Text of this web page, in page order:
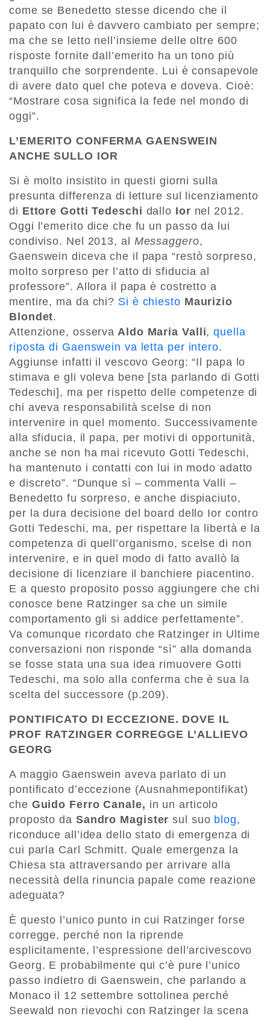
come se Benedetto stesse dicendo che il
papato con lui è davvero cambiato per sempre;
ma che se letto nell’insieme delle oltre 600
risposte fornite dall’emerito ha un tono più
tranquillo che sorprendente. Lui è consapevole
di avere dato quel che poteva e doveva. Cioè:
“Mostrare cosa significa la fede nel mondo di
oggi”.
L’EMERITO CONFERMA GAENSWEIN
ANCHE SULLO IOR
Si è molto insistito in questi giorni sulla
presunta differenza di letture sul licenziamento
di Ettore Gotti Tedeschi dallo Ior nel 2012.
Oggi l’emerito dice che fu un passo da lui
condiviso. Nel 2013, al Messaggero,
Gaenswein diceva che il papa “restò sorpreso,
molto sorpreso per l’atto di sfiducia al
professore”. Allora il papa è costretto a
mentire, ma da chi? Si è chiesto Maurizio
Blondet.
Attenzione, osserva Aldo Maria Valli,quella
riposta di Gaenswein va letta per intero.
Aggiunse infatti il vescovo Georg: “Il papa lo
stimava e gli voleva bene [sta parlando di Gotti
Tedeschi], ma per rispetto delle competenze di
chi aveva responsabilità scelse di non
intervenire in quel momento. Successivamente
alla sfiducia, il papa, per motivi di opportunità,
anche se non ha mai ricevuto Gotti Tedeschi,
ha mantenuto i contatti con lui in modo adatto
e discreto”. “Dunque sì – commenta Valli –
Benedetto fu sorpreso, e anche dispiaciuto,
per la dura decisione del board dello Ior contro
Gotti Tedeschi, ma, per rispettare la libertà e la
competenza di quell’organismo, scelse di non
intervenire, e in quel modo di fatto avallò la
decisione di licenziare il banchiere piacentino.
E a questo proposito posso aggiungere che chi
conosce bene Ratzinger sa che un simile
comportamento gli si addice perfettamente”.
Va comunque ricordato che Ratzinger in Ultime
conversazioni non risponde “sì” alla domanda
se fosse stata una sua idea rimuovere Gotti
Tedeschi, ma solo alla conferma che è sua la
scelta del successore (p.209).
PONTIFICATO DI ECCEZIONE. DOVE IL
PROF RATZINGER CORREGGE L’ALLIEVO
GEORG
A maggio Gaenswein aveva parlato di un
pontificato d’eccezione (Ausnahmepontifikat)
che Guido Ferro Canale, in un articolo
proposto da Sandro Magister sul suo blog,
riconduce all’idea dello stato di emergenza di
cui parla Carl Schmitt. Quale emergenza la
Chiesa sta attraversando per arrivare alla
necessità della rinuncia papale come reazione
adeguata?
È questo l’unico punto in cui Ratzinger forse
corregge, perché non la riprende
esplicitamente, l’espressione dell’arcivescovo
Georg. E probabilmente qui c’è pure l’unico
passo indietro di Gaenswein, che parlando a
Monaco il 12 settembre sottolinea perché
Seewald non rievochi con Ratzinger la scena